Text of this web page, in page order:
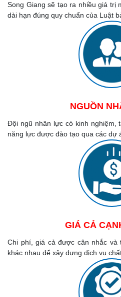
Song Giang sẽ tạo ra nhiều giá trị
dài hạn đúng quy chuẩn của Luật
NGUỒN
Đội ngũ nhân lực có kinh nghiệm,
năng lực được đào tạo qua các dự
GIÁ CẢ
Chi phí, giá cả được cân nhắc và
khác nhau để xây dựng dịch vụ